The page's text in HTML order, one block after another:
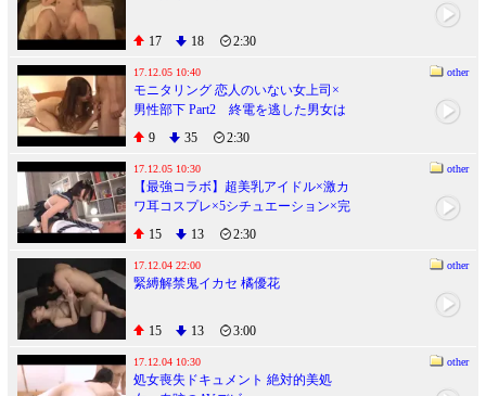
17 18 2:30
17.12.05 10:40 other
モニタリング 恋人のいない女上司×
男性部下 Part2 終電を逃した男女は
普段は泊まらない高級ホテルで2人き
りの状況に火が付き一線を越えてし
まうのか？
9 35 2:30
17.12.05 10:30 other
【最強コラボ】超美乳アイドル×激カ
ワ耳コスプレ×5シチュエーション×完
全着衣プレイ 萌えコス
15 13 2:30
17.12.04 22:00 other
緊縛解禁鬼イカセ 橘優花
15 13 3:00
17.12.04 10:30 other
処女喪失ドキュメント 絶対的美処